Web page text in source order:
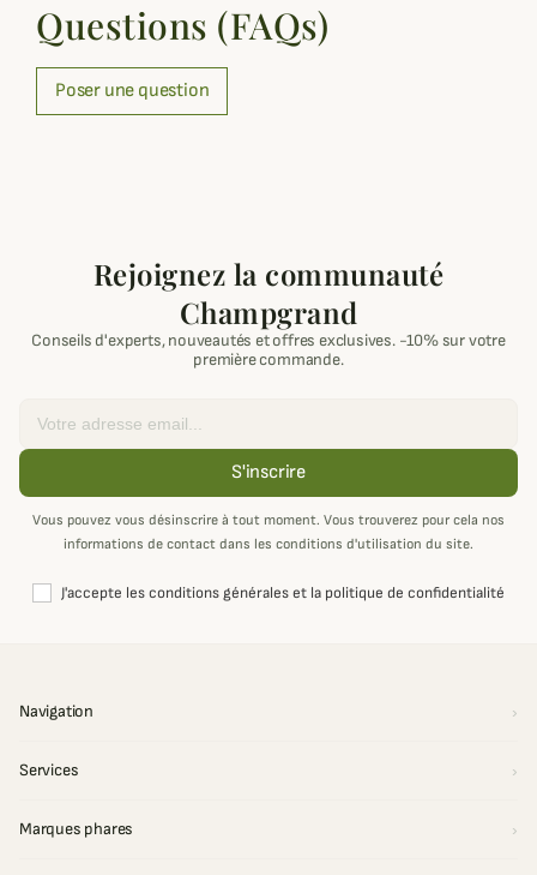
Questions (FAQs)
Poser une question
Rejoignez la communauté
Champgrand
Conseils d'experts, nouveautés et offres exclusives. -10% sur votre
première commande.
S'inscrire
Vous pouvez vous désinscrire à tout moment. Vous trouverez pour cela nos
informations de contact dans les conditions d'utilisation du site.
J'accepte les conditions générales et la politique de confidentialité
Navigation
Services
Marques phares